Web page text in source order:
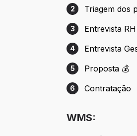
Etapa 2: Triagem
2 Triagem dos
Etapa 3: Entrevista
3 Entrevista
Etapa 4:
4 Entrevista
Etapa 5: Proposta
5 Proposta 💰
Etapa 6:
6 Contratação
WMS: